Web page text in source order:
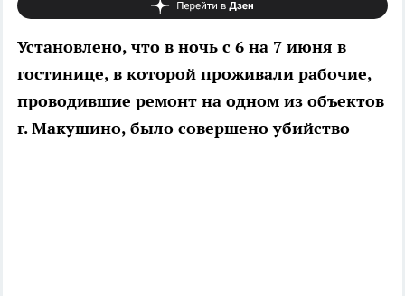
Установлено, что в ночь с 6 на 7 июня в
гостинице, в которой проживали рабочие,
проводившие ремонт на одном из объектов
г. Макушино, было совершено убийство